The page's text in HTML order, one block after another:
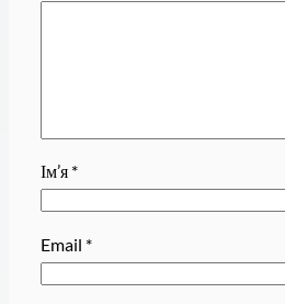
Ім’я *
Email *